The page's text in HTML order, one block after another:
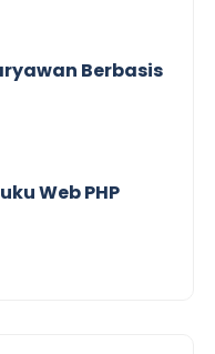
Berbasis
Web PHP